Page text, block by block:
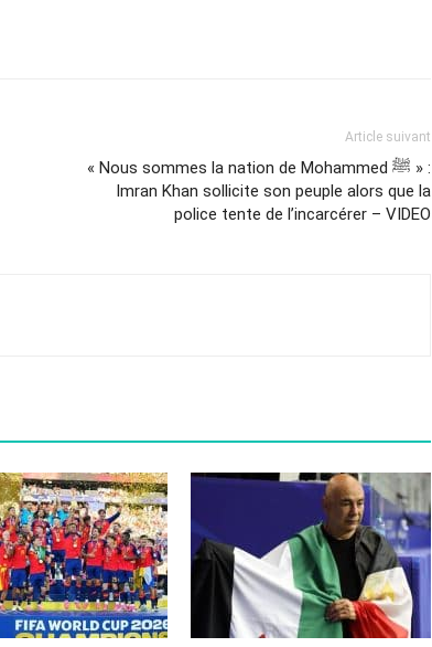
Article suivant
« Nous sommes la nation de Mohammed ﷺ » :
Imran Khan sollicite son peuple alors que la
police tente de l’incarcérer – VIDEO